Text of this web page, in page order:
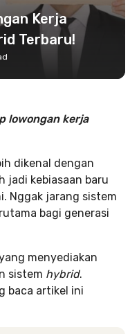
Kerja
Terbaru!
lowongan kerja
dikenal dengan
jadi kebiasaan baru
Nggak jarang sistem
bagi generasi
menyediakan
sistem hybrid.
baca artikel ini